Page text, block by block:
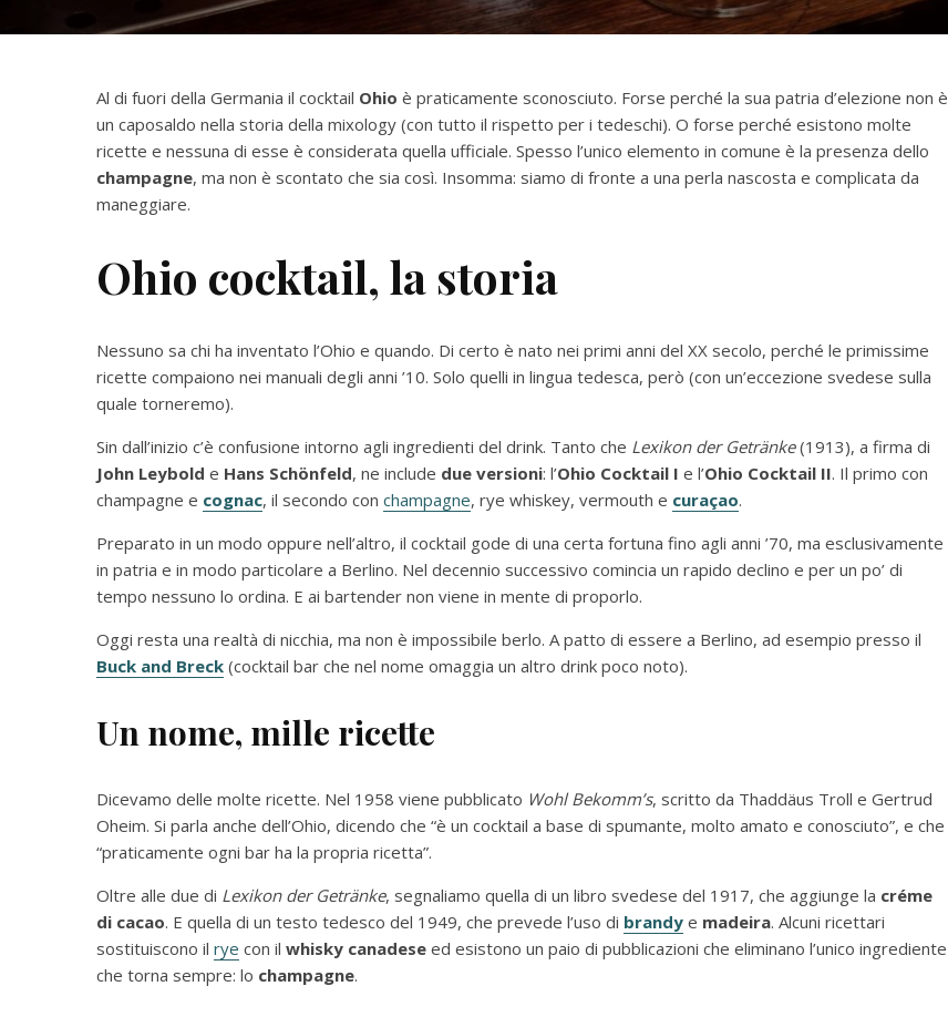
Al di fuori della Germania il cocktail Ohio è praticamente sconosciuto. Forse perché la sua patria d’elezione non è
un caposaldo nella storia della mixology (con tutto il rispetto per i tedeschi). O forse perché esistono molte
ricette e nessuna di esse è considerata quella ufficiale. Spesso l’unico elemento in comune è la presenza dello
champagne, ma non è scontato che sia così. Insomma: siamo di fronte a una perla nascosta e complicata da
maneggiare.
Ohio cocktail, la storia
Nessuno sa chi ha inventato l’Ohio e quando. Di certo è nato nei primi anni del XX secolo, perché le primissime
ricette compaiono nei manuali degli anni ’10. Solo quelli in lingua tedesca, però (con un’eccezione svedese sulla
quale torneremo).
Sin dall’inizio c’è confusione intorno agli ingredienti del drink. Tanto che Lexikon der Getränke(1913), a firma di
John Leybold e Hans Schönfeld, ne include due versioni: l’Ohio Cocktail I e l’Ohio Cocktail II. Il primo con
champagne e cognac, il secondo con champagne, rye whiskey, vermouth e curaçao.
Preparato in un modo oppure nell’altro, il cocktail gode di una certa fortuna fino agli anni ’70, ma esclusivamente
in patria e in modo particolare a Berlino. Nel decennio successivo comincia un rapido declino e per un po’ di
tempo nessuno lo ordina. E ai bartender non viene in mente di proporlo.
Oggi resta una realtà di nicchia, ma non è impossibile berlo. A patto di essere a Berlino, ad esempio presso il
Buck and Breck (cocktail bar che nel nome omaggia un altro drink poco noto).
Un nome, mille ricette
Dicevamo delle molte ricette. Nel 1958 viene pubblicato Wohl Bekomm’s, scritto da Thaddäus Troll e Gertrud
Oheim. Si parla anche dell’Ohio, dicendo che “è un cocktail a base di spumante, molto amato e conosciuto”, e che
“praticamente ogni bar ha la propria ricetta”.
Oltre alle due di Lexikon der Getränke, segnaliamo quella di un libro svedese del 1917, che aggiunge la créme
di cacao. E quella di un testo tedesco del 1949, che prevede l’uso di brandy e madeira. Alcuni ricettari
sostituiscono il rye con il whisky canadese ed esistono un paio di pubblicazioni che eliminano l’unico ingrediente
che torna sempre: lo champagne.